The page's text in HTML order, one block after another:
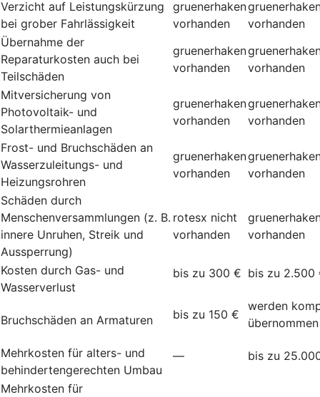
Verzicht auf Leistungskürzung
bei grober Fahrlässigkeit
gruenerhaken
vorhanden
vorhanden
Übernahme der
Reparaturkosten auch bei
Teilschäden
gruenerhaken
vorhanden
vorhanden
Mitversicherung von
Photovoltaik- und
Solarthermieanlagen
gruenerhaken
vorhanden
vorhanden
Frost- und Bruchschäden an
Wasserzuleitungs- und
Heizungsrohren
gruenerhaken
vorhanden
vorhanden
Schäden durch
Menschenversammlungen (z. B.
innere Unruhen, Streik und
Aussperrung)
rotesx nicht
vorhanden
vorhanden
Kosten durch Gas- und
Wasserverlust
bis zu 300 € bis zu 2.500
Bruchschäden an Armaturen bis zu 150 €
werden
übernommen
Mehrkosten für alters- und
behindertengerechten Umbau
— bis zu
Mehrkosten für